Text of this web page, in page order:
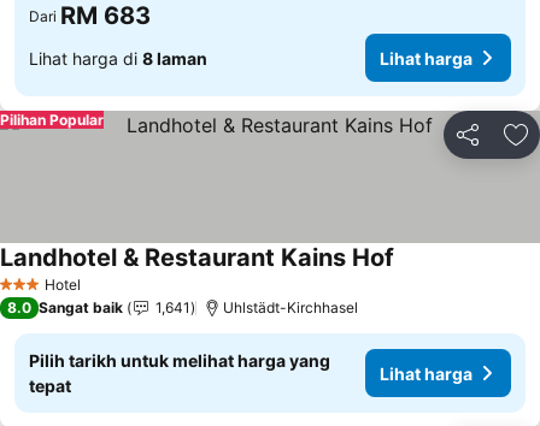
Dari RM 683
Lihat harga di 8 laman Lihat harga
Kongsi
Pilihan Popular
3 BintangHotel
Landhotel & Restaurant Kains Hof
8.0 Sangat baik 1,641 Uhlstädt-Kirchhasel
Pilih tarikh untuk melihat harga yang
tepat
Lihat harga